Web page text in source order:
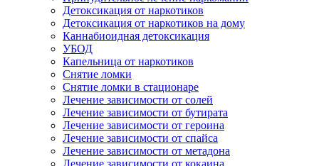
Детоксикация от наркотиков
Детоксикация от наркотиков на дому
Каннабиоидная детоксикация
УБОД
Капельница от наркотиков
Снятие ломки
Снятие ломки в стационаре
Лечение зависимости от солей
Лечение зависимости от бутирата
Лечение зависимости от героина
Лечение зависимости от спайса
Лечение зависимости от метадона
Лечение зависимости от кокаина